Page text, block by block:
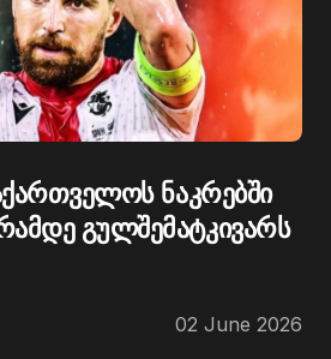
ნაკრებში
გულშემატკივარს
02 June 2026